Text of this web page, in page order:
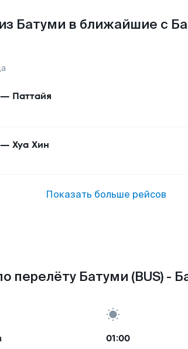
Батуми в ближайшие с
— Паттайя
— Хуа Хин
Показать больше рейсов
перелёту Батуми (BUS) -
01:00